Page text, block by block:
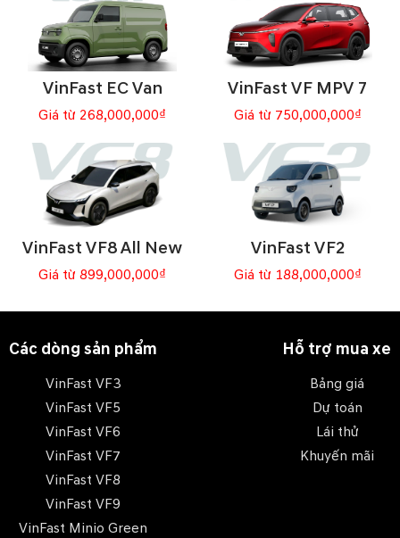
VinFast EC Van
Giá từ 268,000,000₫
VinFast VF MPV 7
Giá từ 750,000,000₫
VinFast VF8 All New
Giá từ 899,000,000₫
VinFast VF2
Giá từ 188,000,000₫
Các dòng sản phẩm
VinFast VF3
VinFast VF5
VinFast VF6
VinFast VF7
VinFast VF8
VinFast VF9
VinFast Minio Green
Hỗ trợ mua xe
Bảng giá
Dự toán
Lái thử
Khuyến mãi